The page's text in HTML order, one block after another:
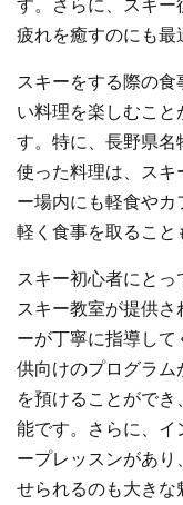
す。さらに、スキー
疲れを癒すのにも最
スキーをする際の
い料理を楽しむこと
す。特に、長野県名
使った料理は、スキ
ー場内にも軽食やカ
軽く食事を取ること
スキー初心者にと
スキー教室が提供
ーが丁寧に指導し
供向けのプログラム
を預けることがで
能です。さらに、イ
ープレッスンがあり
せられるのも大きな